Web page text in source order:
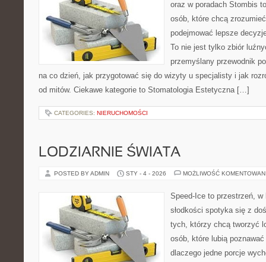
oraz w poradach Stombis
osób, które chcą
podejmować lepsze
To nie jest tylko zbiór
przemyślany przewodnik
na co dzień, jak przygotować się do wizyty u specjalisty i jak
od mitów. Ciekawe kategorie to Stomatologia Estetyczna […]
CATEGORIES: NIERUCHOMOŚCI
LODZIARNIE ŚWIATA
POSTED BY ADMIN STY - 4 - 2026 MOŻLIWOŚĆ
Speed-Ice to przestrzeń,
słodkości spotyka się z
tych, którzy chcą tworzyć
osób, które lubią
dlaczego jedne porcje